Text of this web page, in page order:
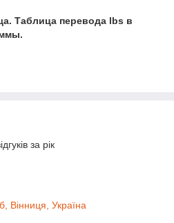
Таблица перевода lbs в
за рік
Вінниця, Україна